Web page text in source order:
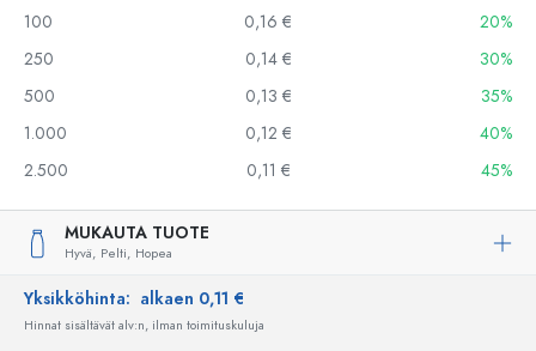
100
0,16 €
20%
250
0,14 €
30%
500
0,13 €
35%
1.000
0,12 €
40%
2.500
0,11 € 45%
MUKAUTA TUOTE
Hyvä, Pelti, Hopea
Yksikköhinta: alkaen 0,11 €
Hinnat sisältävät alv:n, ilman toimituskuluja